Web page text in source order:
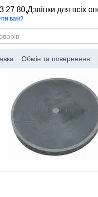
27 80,Дзвінки для всіх
вам?
Обмін та повернення